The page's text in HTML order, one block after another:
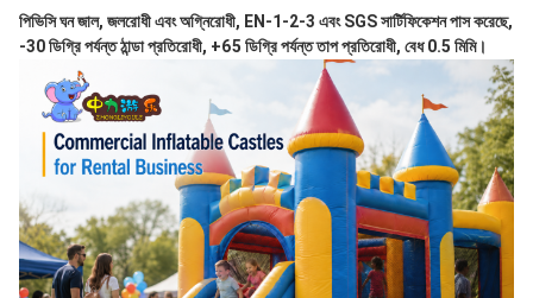
পিভিসি ঘন জাল, জলরোধী এবং অগ্নিরোধী, EN-1-2-3 এবং SGS সার্টিফিকেশন পাস করেছে,
-30 ডিগ্রি পর্যন্ত ঠান্ডা প্রতিরোধী, +65 ডিগ্রি পর্যন্ত তাপ প্রতিরোধী, বেধ 0.5 মিমি।